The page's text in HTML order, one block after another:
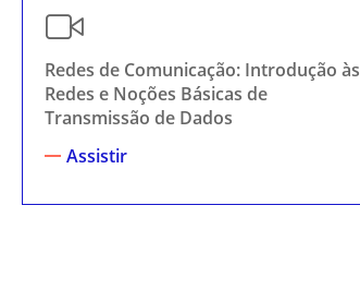
Redes de Comunicação: Introdução às
Redes e Noções Básicas de
Transmissão de Dados
Assistir